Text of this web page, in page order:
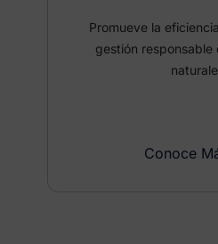
Promueve la
gestión responsable
Conoce